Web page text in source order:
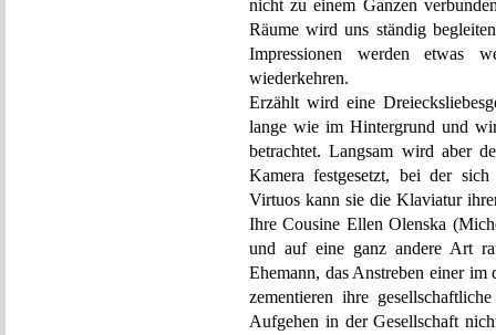
nicht zu einem Ganzen
Räume wird uns ständig
Impressionen werden etwas
wiederkehren.
Erzählt wird eine
lange wie im Hintergrund und
betrachtet. Langsam wird aber
Kamera festgesetzt, bei der
Virtuos kann sie die Klaviatur
Ihre Cousine Ellen Olenska
und auf eine ganz andere Art
Ehemann, das Anstreben einer
zementieren ihre
Aufgehen in der Gesellschaft